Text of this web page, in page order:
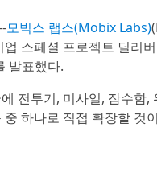
모빅스 랩스(Mobix Labs)
스페셜 프로젝트 딜리
발표했다.
전투기, 미사일, 잠수
하나로 직접 확장할